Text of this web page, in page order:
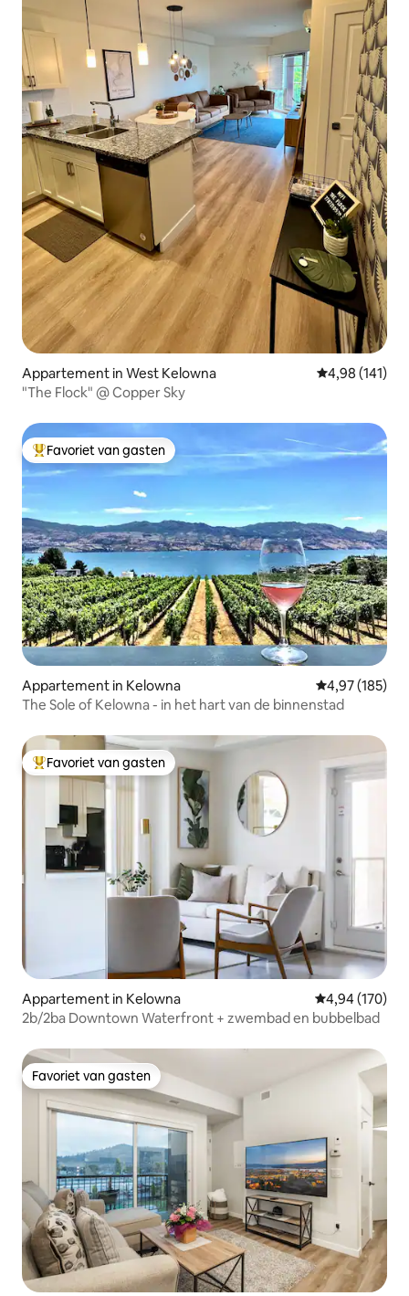
Appartement in West Kelowna Gemiddelde
4,98 (141)
"The Flock" @ Copper Sky
Topfavoriet van gasten
Favoriet van gasten
Appartement in Kelowna Gemiddelde
4,97 (185)
The Sole of Kelowna - in het hart van de binnenstad
Topfavoriet van gasten
Favoriet van gasten
Appartement in Kelowna Gemiddelde
4,94 (170)
2b/2ba Downtown Waterfront + zwembad en bubbelbad
Favoriet van gasten
Favoriet van gasten